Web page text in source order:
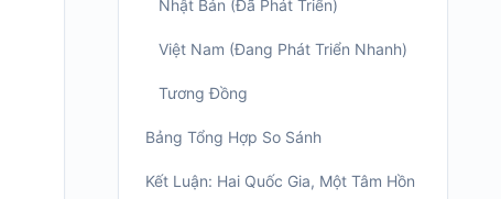
Nhật Bản (Đã Phát Triển)
Việt Nam (Đang Phát Triển Nhanh)
Tương Đồng
Bảng Tổng Hợp So Sánh
Kết Luận: Hai Quốc Gia, Một Tâm Hồn